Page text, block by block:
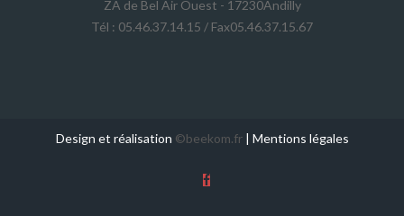
ZA de Bel Air Ouest - 17230Andilly
Tél : 05.46.37.14.15 / Fax05.46.37.15.67
Design et réalisation ©beekom.fr| Mentions légales